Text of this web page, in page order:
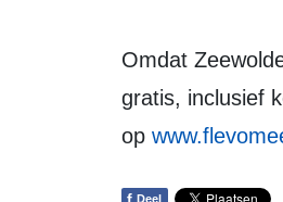
Omdat Zeewolde volgend jaar 40 jaar bestaat is de toegang voor iedereen
gratis, inclusief
op
Deel